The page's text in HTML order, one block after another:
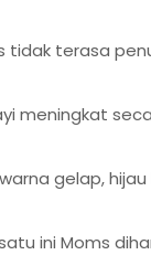
tidak terasa
meningkat
gelap,
ini Moms